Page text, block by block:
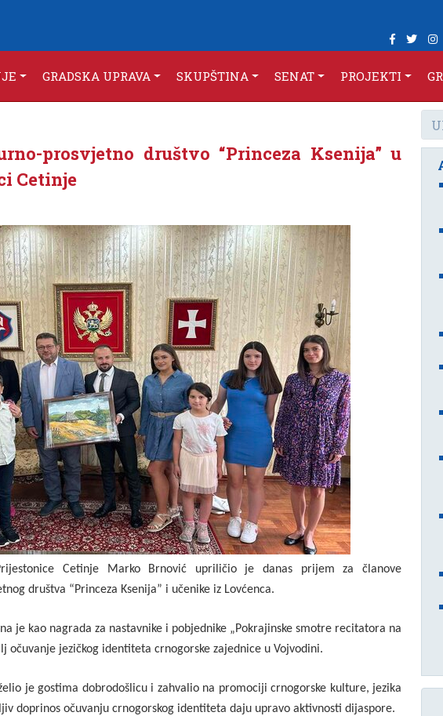
GRADSKA UPRAVA SKUPŠTINA SENAT PROJEKTI
prosvjetno društvo “Princeza Ksenija” u
Cetinje
Cetinje Marko Brnović upriličio je danas prijem za članove
društva “Princeza Ksenija” i učenike iz Lovćenca.
je kao nagrada za nastavnike i pobjednike „Pokrajinske smotre recitatora na
očuvanje jezičkog identiteta crnogorske zajednice u Vojvodini.
je gostima dobrodošlicu i zahvalio na promociji crnogorske kulture, jezika
doprinos očuvanju crnogorskog identiteta daju upravo aktivnosti dijaspore.